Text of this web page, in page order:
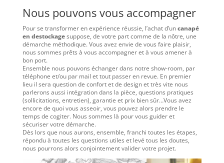
Nous pouvons vous accompagner
Pour se transformer en expérience réussie, l’achat d’uncanapé
en destockagesuppose, de votre part comme de la nôtre, une
démarche méthodique. Vous avez envie de vous faire plaisir,
nous sommes prêts à vous accompagner et à vous amener à
bon port.
Ensemble nous pouvons échanger dans notre show-room, par
téléphone et/ou par mail et tout passer en revue. En premier
lieu il sera question de confort et de design et très vite nous
parlerons aussi intégration dans la pièce, questions pratiques
(sollicitations, entretien), garantie et prix bien sûr…Vous avez
encore de quoi vous asseoir, vous pouvez alors prendre le
temps de cogiter. Nous sommes là pour vous guider et
sécuriser votre démarche.
Dès lors que nous aurons, ensemble, franchi toutes les étapes,
répondu à toutes les questions utiles et levé tous les doutes,
nous pourrons alors conjointement valider votre projet.